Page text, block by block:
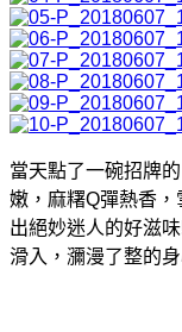
當天點了一碗招牌
嫩，麻糬Q彈熱香
出絕妙迷人的好滋
滑入，瀰漫了整的